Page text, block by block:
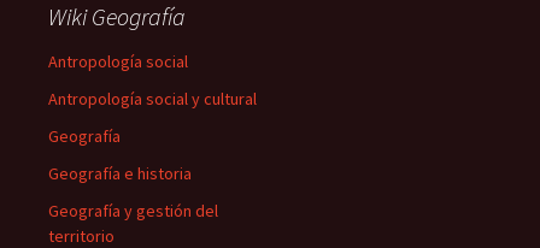
Wiki Geografía
Antropología social
Antropología social y cultural
Geografía
Geografía e historia
Geografía y gestión del
territorio